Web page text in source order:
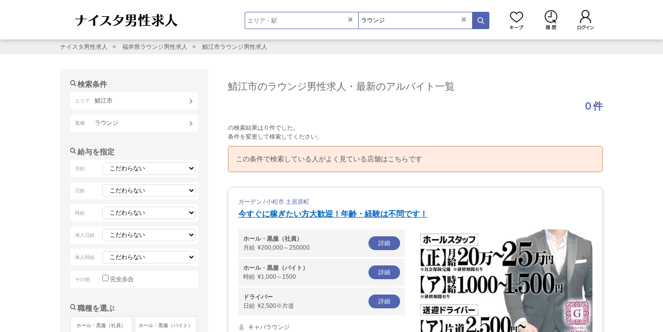
× ×
ナイスタ男性求人 福井県ラウンジ男性求人 鯖江市ラウンジ男性求人
鯖江市のラウンジ男性求人・最新のアルバイト一覧
０件
の検索結果は０件でした。
条件を変更して検索してください。
この条件で検索している人がよく見ている店舗はこちらです
ガーデン / 小松市 土居原町
今すぐに稼ぎたい方大歓迎！年齢・経験は不問です！
ホール・黒服（社員）
月給 ¥200,000～250000
詳細
ホール・黒服（バイト）
時給 ¥1,000～1500
詳細
ドライバー
日給 ¥2,500※片道
詳細
キャバラウンジ
検索条件
エリア 鯖江市
業種 ラウンジ
給与を指定
月給
日給
時給
体入日給
体入時給
その他 完全歩合
職種を選ぶ
ホール・黒服（社員） ホール・黒服（バイト）